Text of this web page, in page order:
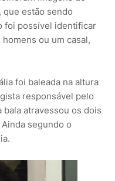
que estão sendo
foi possível identificar
ou um casal,
foi baleada na altura
responsável pelo
atravessou os dois
segundo o